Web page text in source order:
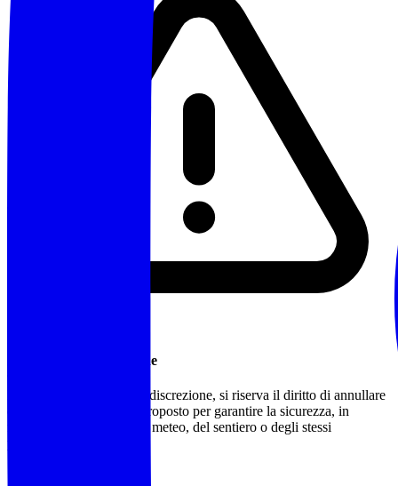
Annullamento/Modifiche
L'accompagnatore, a sua discrezione, si riserva il diritto di annullare
o modificare l'itinerario proposto per garantire la sicurezza, in
funzione delle condizioni meteo, del sentiero o degli stessi